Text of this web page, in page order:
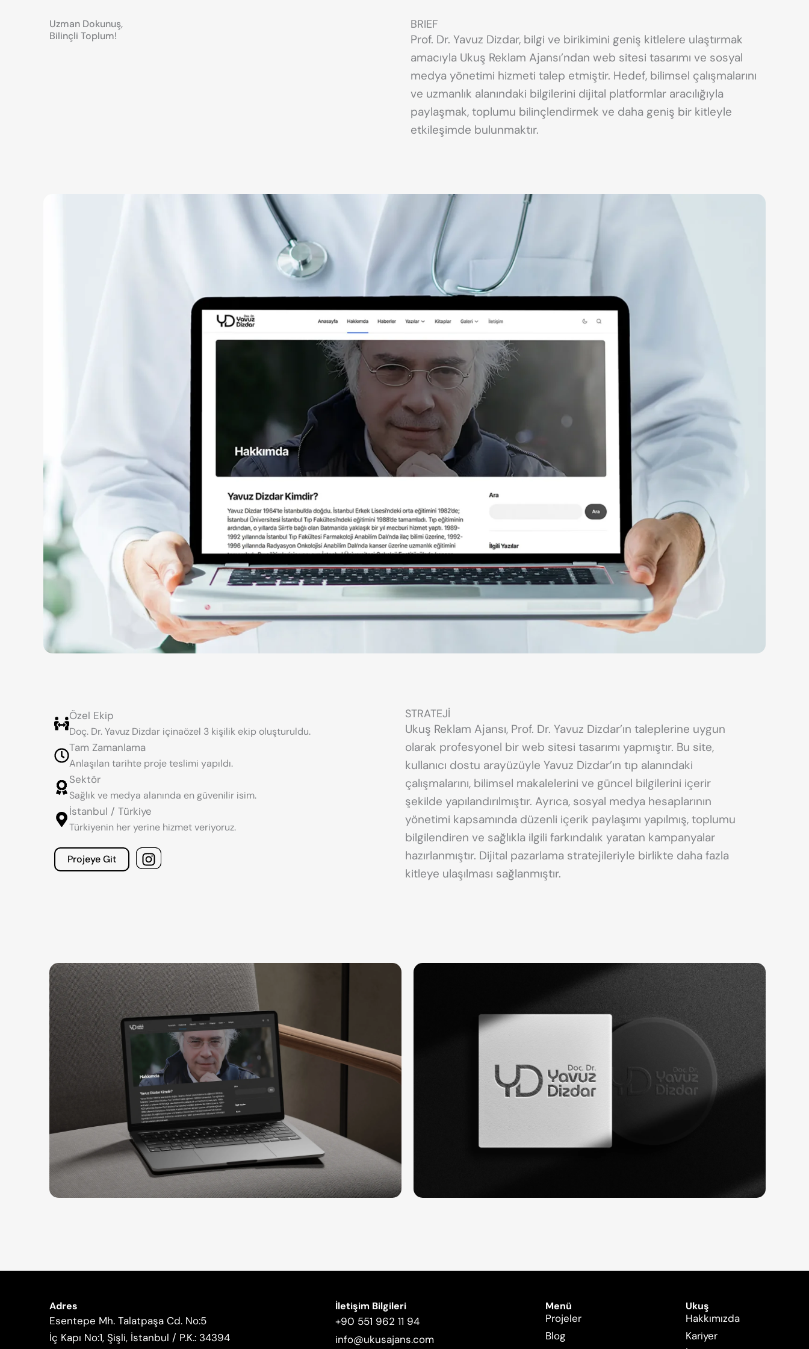
Uzman Dokunuş,
Bilinçli Toplum!
BRIEF
Prof. Dr. Yavuz Dizdar, bilgi ve birikimini geniş kitlelere ulaştırmak
amacıyla Ukuş Reklam Ajansı’ndan web sitesi tasarımı ve sosyal
medya yönetimi hizmeti talep etmiştir. Hedef, bilimsel çalışmalarını
ve uzmanlık alanındaki bilgilerini dijital platformlar aracılığıyla
paylaşmak, toplumu bilinçlendirmek ve daha geniş bir kitleyle
etkileşimde bulunmaktır.
Özel Ekip
Doç. Dr. Yavuz Dizdar içinaözel 3 kişilik ekip oluşturuldu.
Tam Zamanlama
Anlaşılan tarihte proje teslimi yapıldı.
Sektör
Sağlık ve medya alanında en güvenilir isim.
İstanbul / Türkiye
Türkiyenin her yerine hizmet veriyoruz.
Projeye Git
STRATEJİ
Ukuş Reklam Ajansı, Prof. Dr. Yavuz Dizdar’ın taleplerine uygun
olarak profesyonel bir web sitesi tasarımı yapmıştır. Bu site,
kullanıcı dostu arayüzüyle Yavuz Dizdar’ın tıp alanındaki
çalışmalarını, bilimsel makalelerini ve güncel bilgilerini içerir
şekilde yapılandırılmıştır. Ayrıca, sosyal medya hesaplarının
yönetimi kapsamında düzenli içerik paylaşımı yapılmış, toplumu
bilgilendiren ve sağlıkla ilgili farkındalık yaratan kampanyalar
hazırlanmıştır. Dijital pazarlama stratejileriyle birlikte daha fazla
kitleye ulaşılması sağlanmıştır.
Adres
Esentepe Mh. Talatpaşa Cd. No:5
İç Kapı No:1, Şişli, İstanbul / P.K.: 34394
İletişim Bilgileri
+90 551 962 11 94
info@ukusajans.com
Menü
Projeler
Blog
Ukuş
Hakkımızda
Kariyer